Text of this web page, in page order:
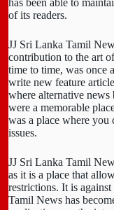
has been able to
of its readers.
JJ Sri Lanka Tamil
contribution to the art
time to time, was once
write new feature
where alternative news
were a memorable
was a place where you
issues.
JJ Sri Lanka Tamil
as it is a place that
restrictions. It is
Tamil News has